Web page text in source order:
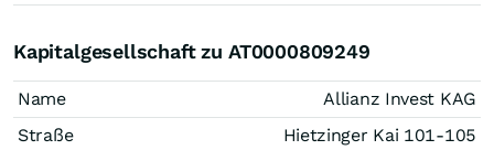
Kapitalgesellschaft zu AT0000809249
Name
Allianz Invest KAG
Straße
Hietzinger Kai 101-105